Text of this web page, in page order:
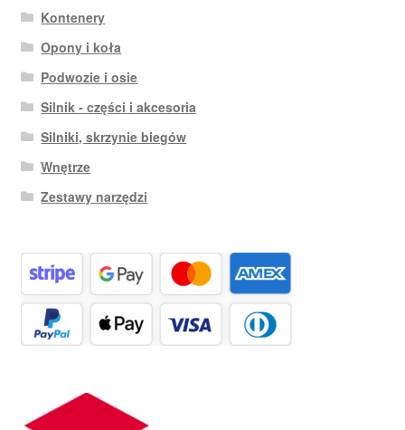
Kontenery
Opony i koła
Podwozie i osie
Silnik - części i akcesoria
Silniki, skrzynie biegów
Wnętrze
Zestawy narzędzi